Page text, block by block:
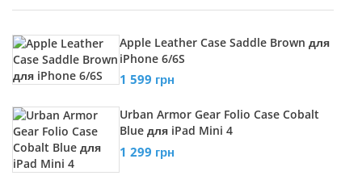
Apple Leather Case Saddle Brown для
iPhone 6/6S
1 599 грн
Urban Armor Gear Folio Case Cobalt
Blue для iPad Mini 4
1 299 грн